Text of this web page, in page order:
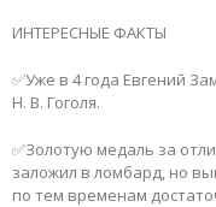
ИНТЕРЕСНЫЕ ФАКТЫ
✅Уже в 4 года Евгений
Н. В. Гоголя.
✅Золотую медаль за
заложил в ломбард, но
по тем временам